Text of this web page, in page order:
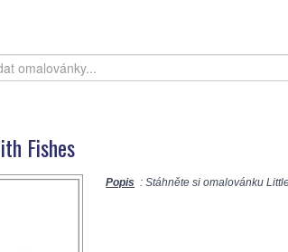
Fishes
Popis : Stáhněte si omalovánku